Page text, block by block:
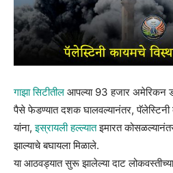
गाझा सिटीतील आपल्या 93 हजार अमेरिकन
पैसे फेडण्यात दशक घालवल्यानंतर,
यांना,इस्रायली हल्ल्यातइमारत
झाल्याचे बघायला मिळाले.
या आठवड्यात सुरू झालेल्या दाट